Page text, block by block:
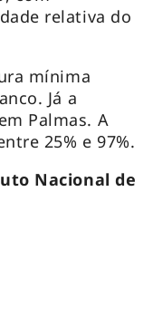
relativa do
mínima
Já a
Palmas. A
25% e 97%.
Nacional de